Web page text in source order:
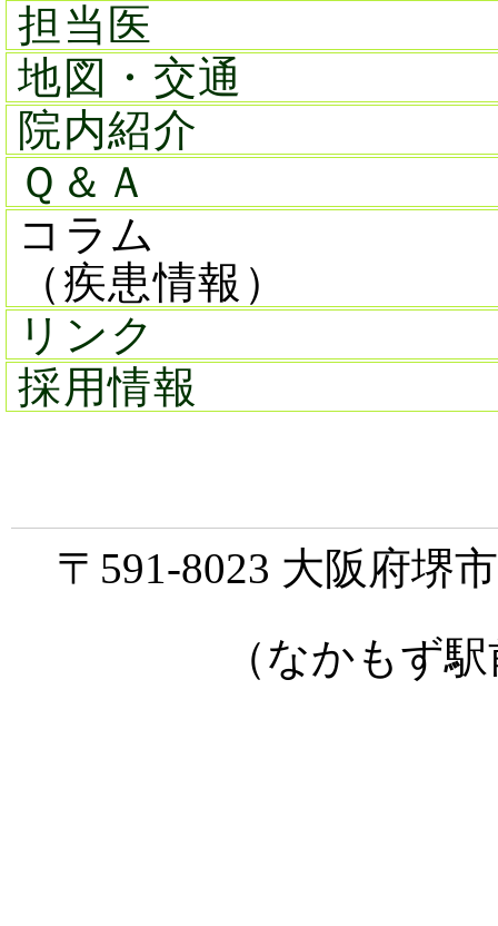
担当医
地図・交通
院内紹介
Ｑ＆Ａ
コラム
（疾患情報）
リンク
採用情報
〒591-8023 大阪府堺
（なかもず